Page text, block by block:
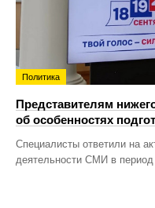
Политика
Представителям
об особенностях
Специалисты ответили на
деятельности СМИ в